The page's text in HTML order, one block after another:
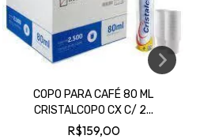
COPO PARA CAFÉ 80 ML
CRISTALCOPO CX C/ 2...
R$159,00